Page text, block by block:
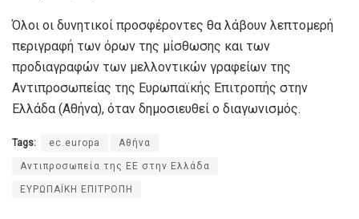
Όλοι οι δυνητικοί προσφέροντες θα λάβουν λεπτομερή
περιγραφή των όρων της μίσθωσης και των
προδιαγραφών των μελλοντικών γραφείων της
Αντιπροσωπείας της Ευρωπαϊκής Επιτροπής στην
Ελλάδα (Αθήνα), όταν δημοσιευθεί ο διαγωνισμός.
Tags: ec.europa Αθήνα
Αντιπροσωπεία της EE στην Ελλάδα
ΕΥΡΩΠΑΪΚΗ ΕΠΙΤΡΟΠΗ